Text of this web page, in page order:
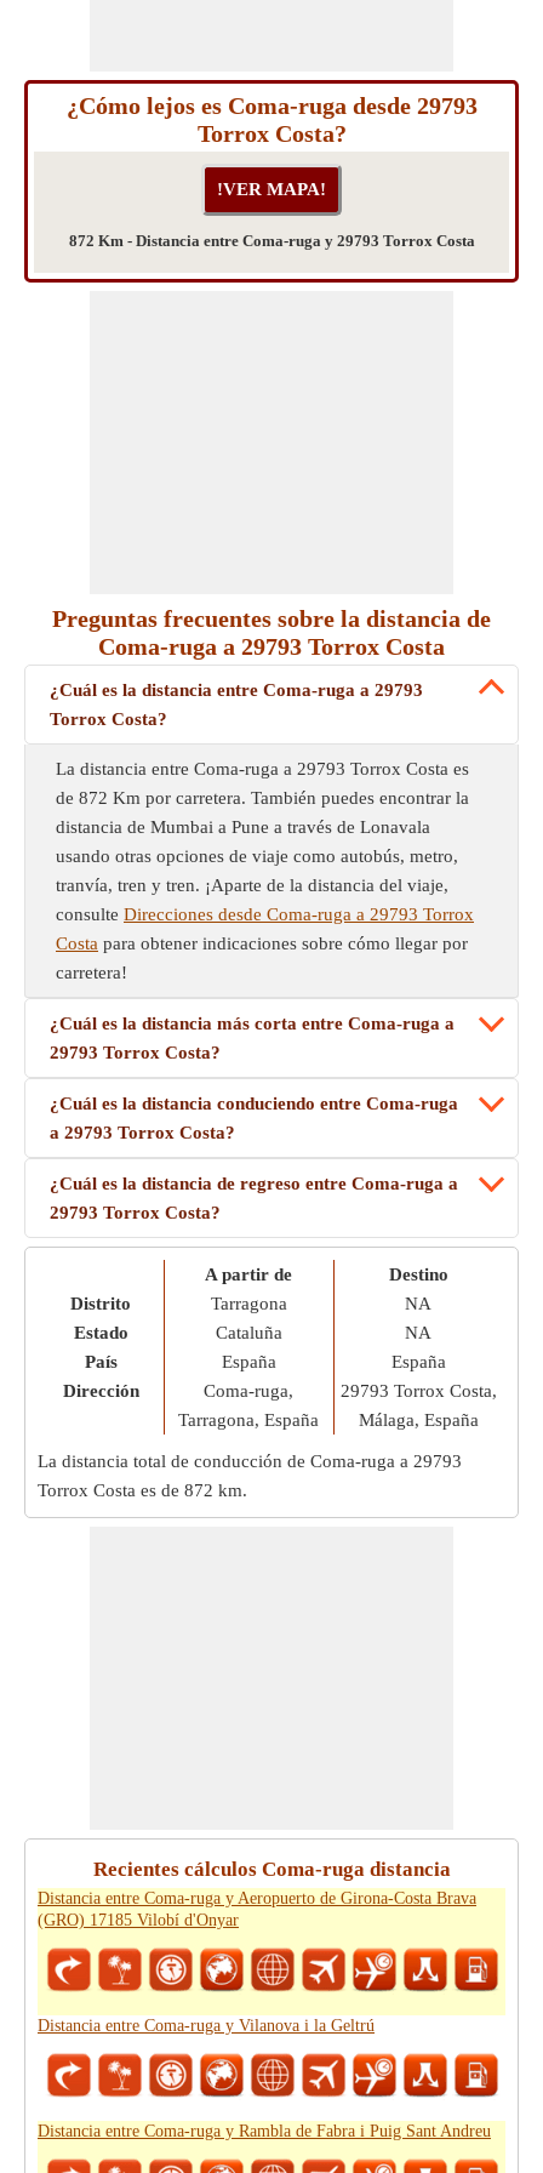
¿Cómo lejos es Coma-ruga desde 29793
Torrox Costa?
872 Km - Distancia entre Coma-ruga y 29793 Torrox Costa
Preguntas frecuentes sobre la distancia de
Coma-ruga a 29793 Torrox Costa
¿Cuál es la distancia entre Coma-ruga a 29793
Torrox Costa?
La distancia entre Coma-ruga a 29793 Torrox Costa es
de 872 Km por carretera. También puedes encontrar la
distancia de Mumbai a Pune a través de Lonavala
usando otras opciones de viaje como autobús, metro,
tranvía, tren y tren. ¡Aparte de la distancia del viaje,
consulte Direcciones desde Coma-ruga a 29793 Torrox
Costa para obtener indicaciones sobre cómo llegar por
carretera!
¿Cuál es la distancia más corta entre Coma-ruga a
29793 Torrox Costa?
¿Cuál es la distancia conduciendo entre Coma-ruga
a 29793 Torrox Costa?
¿Cuál es la distancia de regreso entre Coma-ruga a
29793 Torrox Costa?
Distrito
Estado
País
Dirección
A partir de
Tarragona
Cataluña
España
Coma-ruga,
Tarragona, España
Destino
NA
NA
España
29793 Torrox Costa,
Málaga, España
La distancia total de conducción de Coma-ruga a 29793
Torrox Costa es de 872 km.
Recientes cálculos Coma-ruga distancia
Distancia entre Coma-ruga y Aeropuerto de Girona-Costa Brava
(GRO) 17185 Vilobí d'Onyar
Distancia entre Coma-ruga y Vilanova i la Geltrú
Distancia entre Coma-ruga y Rambla de Fabra i Puig Sant Andreu